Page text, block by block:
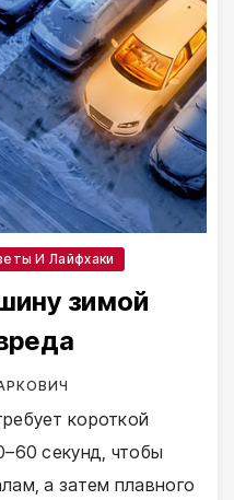
И Лайфхаки
зимой
короткой
секунд, чтобы
а затем плавного